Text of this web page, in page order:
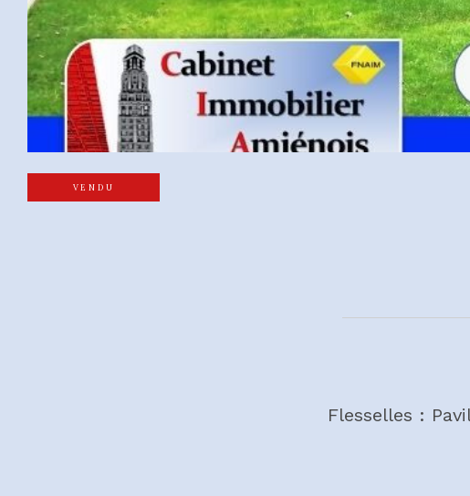
VENDU
Flesselles :